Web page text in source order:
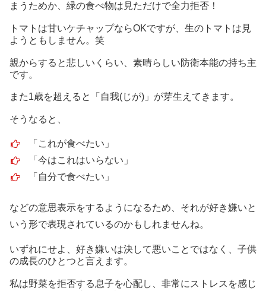
まうためか、緑の食べ物は見ただけで全力拒否！
トマトは甘いケチャップならOKですが、生のトマトは見
ようともしません。笑
親からすると悲しいくらい、素晴らしい防衛本能の持ち主
です。
また1歳を超えると「自我(じが)」が芽生えてきます。
そうなると、
「これが食べたい」
「今はこれはいらない」
「自分で食べたい」
などの意思表示をするようになるため、それが好き嫌いと
いう形で表現されているのかもしれませんね。
いずれにせよ、好き嫌いは決して悪いことではなく、子供
の成長のひとつと言えます。
私は野菜を拒否する息子を心配し、非常にストレスを感じ